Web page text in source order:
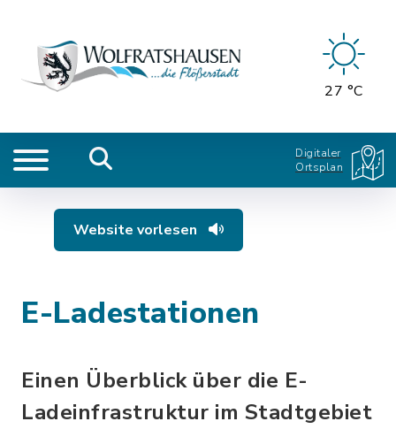
27 °C
Digitaler
Ortsplan
Website vorlesen
E-Ladestationen
Einen Überblick über die E-
Ladeinfrastruktur im Stadtgebiet